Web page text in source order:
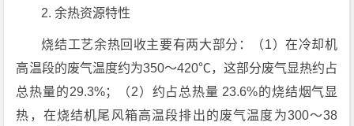
2. 余热资源特性
烧结工艺余热回收主要有两大部分：（1）在冷却机
高温段的废气温度约为350～420℃，这部分废气显热约占
总热量的29.3%；（2）约占总热量 23.6%的烧结烟气显
热，在烧结机尾风箱高温段排出的废气温度为300～38